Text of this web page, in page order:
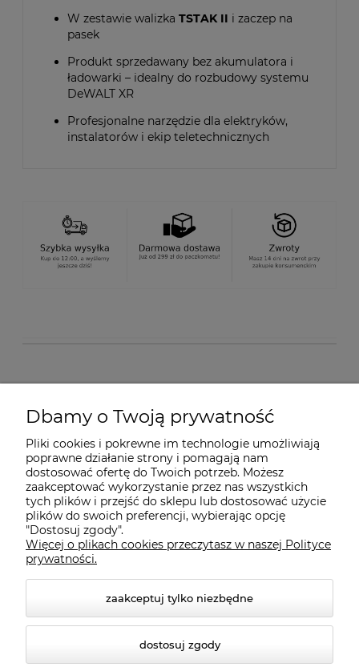
W zestawie walizka TSTAK II i zaczep na
pasek
Produkt sprzedawany bez akumulatora i
ładowarki – idealny do rozbudowy systemu
DeWALT XR
Profesjonalne narzędzie dla elektryków,
instalatorów i ekip teletechnicznych
O nas
Dostawa i płatności
Pomoc
Gwarancja i Serwis
Dbamy o Twoją prywatność
Pliki cookies i pokrewne im technologie umożliwiają
poprawne działanie strony i pomagają nam
dostosować ofertę do Twoich potrzeb. Możesz
zaakceptować wykorzystanie przez nas wszystkich
tych plików i przejść do sklepu lub dostosować użycie
plików do swoich preferencji, wybierając opcję
"Dostosuj zgody".
Więcej o plikach cookies przeczytasz w naszej Polityce
prywatności.
zaakceptuj tylko niezbędne
dostosuj zgody